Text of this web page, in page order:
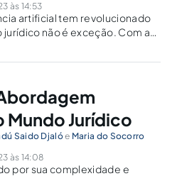
às 14:53
artificial tem revolucionado
não é exceção. Com a
os negócios jurídicos
Mundo Jurídico
Saido Djalóe Maria do Socorro
às 14:08
por sua complexidade e